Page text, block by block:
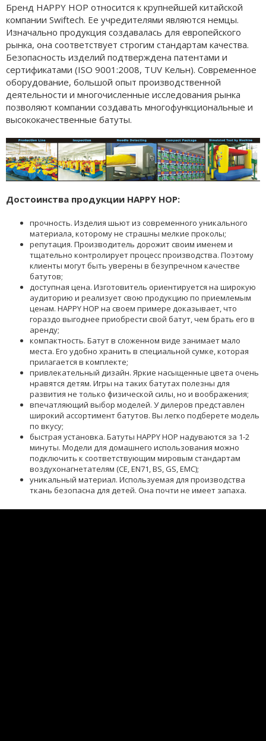
Бренд HAPPY HOP относится к крупнейшей китайской
компании Swiftech. Ее учредителями являются немцы.
Изначально продукция создавалась для европейского
рынка, она соответствует строгим стандартам качества.
Безопасность изделий подтверждена патентами и
сертификатами (ISO 9001:2008, TUV Кельн). Современное
оборудование, большой опыт производственной
деятельности и многочисленные исследования рынка
позволяют компании создавать многофункциональные и
высококачественные батуты.
Достоинства продукции HAPPY HOP:
прочность. Изделия шьют из современного уникального
материала, которому не страшны мелкие проколы;
репутация. Производитель дорожит своим именем и
тщательно контролирует процесс производства. Поэтому
клиенты могут быть уверены в безупречном качестве
батутов;
доступная цена. Изготовитель ориентируется на широкую
аудиторию и реализует свою продукцию по приемлемым
ценам. HAPPY HOP на своем примере доказывает, что
гораздо выгоднее приобрести свой батут, чем брать его в
аренду;
компактность. Батут в сложенном виде занимает мало
места. Его удобно хранить в специальной сумке, которая
прилагается в комплекте;
привлекательный дизайн. Яркие насыщенные цвета очень
нравятся детям. Игры на таких батутах полезны для
развития не только физической силы, но и воображения;
впечатляющий выбор моделей. У дилеров представлен
широкий ассортимент батутов. Вы легко подберете модель
по вкусу;
быстрая установка. Батуты HAPPY HOP надуваются за 1-2
минуты. Модели для домашнего использования можно
подключить к соответствующим мировым стандартам
воздухонагнетателям (CE, EN71, BS, GS, EMC);
уникальный материал. Используемая для производства
ткань безопасна для детей. Она почти не имеет запаха.